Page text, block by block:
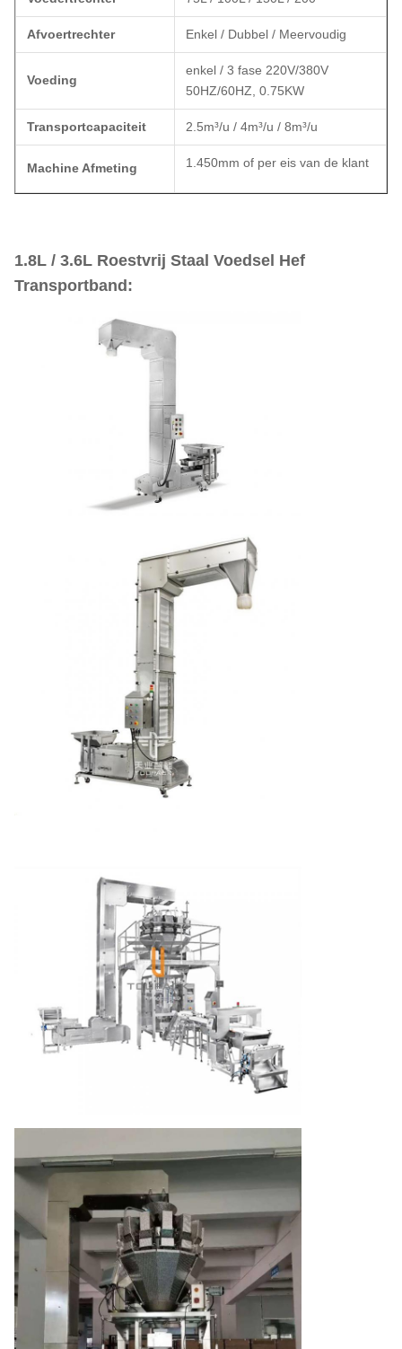
Afvoertrechter Enkel / Dubbel / Meervoudig
Voeding
enkel / 3 fase 220V/380V
50HZ/60HZ, 0.75KW
Transportcapaciteit 2.5m³/u / 4m³/u / 8m³/u
Machine Afmeting 1.450mm of per eis van de klant
1.8L / 3.6L Roestvrij Staal Voedsel Hef
Transportband​ :